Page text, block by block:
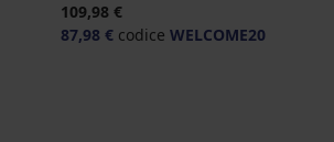
109,98 €
87,98 €codice WELCOME20